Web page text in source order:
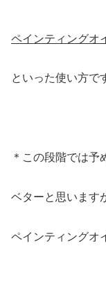
ペインティングオ
といった使い方で
＊この段階では
ベターと思います
ペインティングオ